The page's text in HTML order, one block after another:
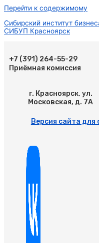
Перейти к содержимому
Сибирский институт
СИБУП Красноярск
+7 (391) 264-55-29
Приёмная комиссия
г. Красноярск, ул.
Московская, д. 7А
Версия сайта